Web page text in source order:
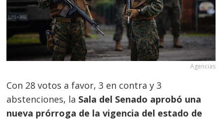
Agencias
Con 28 votos a favor, 3 en contra y 3
abstenciones, la Sala del Senado aprobó una
nueva prórroga de la vigencia del estado de